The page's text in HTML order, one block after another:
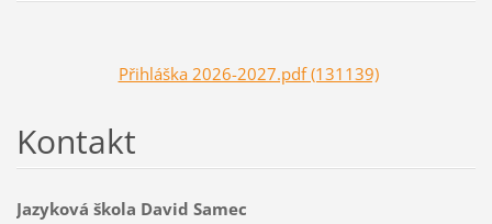
Přihláška 2026-2027.pdf (131139)
Kontakt
Jazyková škola David Samec